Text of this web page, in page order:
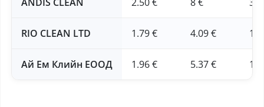
RIO CLEAN LTD 1.79 € 4.09 €
Ай Ем Клийн ЕООД 1.96 € 5.37 €